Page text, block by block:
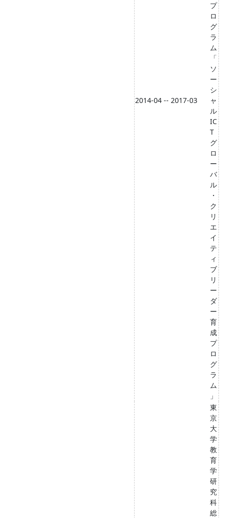
2014-04 -- 2017-03
プ
ロ
グ
ラ
ム
「
ソ
ー
シ
ャ
ル
IC
T
グ
ロ
ー
バ
ル
・
ク
リ
エ
イ
テ
ィ
ブ
リ
ー
ダ
ー
育
成
プ
ロ
グ
ラ
ム
」
東
京
大
学
教
育
学
研
究
科
総